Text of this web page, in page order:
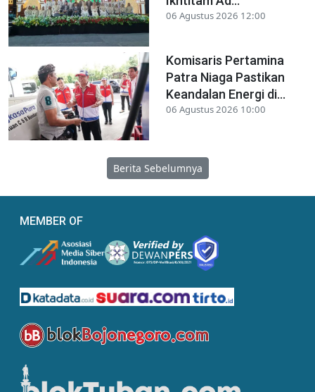
06 Agustus 2026 12:00
Komisaris Pertamina
Patra Niaga Pastikan
Keandalan Energi di...
06 Agustus 2026 10:00
Berita Sebelumnya
MEMBER OF